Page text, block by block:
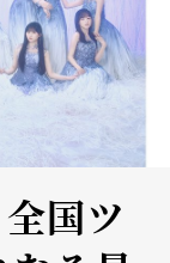
国ツ